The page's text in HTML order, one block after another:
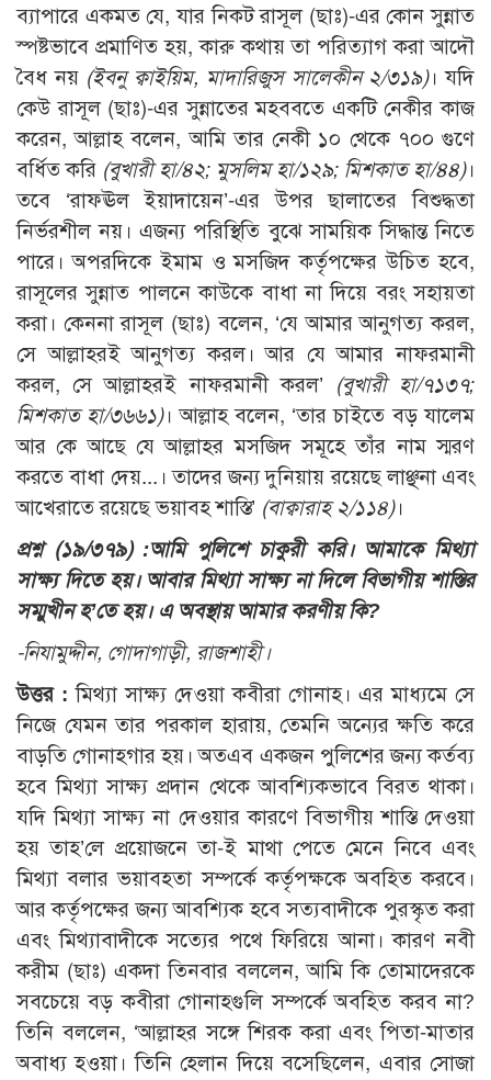
ব্যাপারে একমত যে, যার নিকট রাসূল (ছাঃ)-এর কোন সুন্নাত
স্পষ্টভাবে প্রমাণিত হয়, কারু কথায় তা পরিত্যাগ করা আদৌ
বৈধ নয় (ইবনু ক্বাইয়িম, মাদারিজুস সালেকীন ২/৩১৯)। যদি
কেউ রাসূল (ছাঃ)-এর সুন্নাতের মহববতে একটি নেকীর কাজ
করেন, আল্লাহ বলেন, আমি তার নেকী ১০ থেকে ৭০০ গুণে
বর্ধিত করি (বুখারী হা/৪২; মুসলিম হা/১২৯; মিশকাত হা/৪৪)।
তবে ‘রাফঊল ইয়াদায়েন’-এর উপর ছালাতের বিশুদ্ধতা
নির্ভরশীল নয়। এজন্য পরিস্থিতি বুঝে সাময়িক সিদ্ধান্ত নিতে
পারে। অপরদিকে ইমাম ও মসজিদ কর্তৃপক্ষের উচিত হবে,
রাসূলের সুন্নাত পালনে কাউকে বাধা না দিয়ে বরং সহায়তা
করা। কেননা রাসূল (ছাঃ) বলেন, ‘যে আমার আনুগত্য করল,
সে আল্লাহরই আনুগত্য করল। আর যে আমার নাফরমানী
করল, সে আল্লাহরই নাফরমানী করল’ (বুখারী হা/৭১৩৭;
মিশকাত হা/৩৬৬১)। আল্লাহ বলেন, ‘তার চাইতে বড় যালেম
আর কে আছে যে আল্লাহর মসজিদ সমূহে তাঁর নাম স্মরণ
করতে বাধা দেয়...। তাদের জন্য দুনিয়ায় রয়েছে লাঞ্ছনা এবং
আখেরাতে রয়েছে ভয়াবহ শাস্তি’ (বাক্বারাহ ২/১১৪)।
প্রশ্ন (১৯/৩৭৯) :আমি পুলিশে চাকুরী করি। আমাকে মিথ্যা
সাক্ষ্য দিতে হয়। আবার মিথ্যা সাক্ষ্য না দিলে বিভাগীয় শাস্তির
সম্মুখীন হ’তে হয়। এ অবস্থায় আমার করণীয় কি?
-নিযামুদ্দীন, গোদাগাড়ী, রাজশাহী।
উত্তর : মিথ্যা সাক্ষ্য দেওয়া কবীরা গোনাহ। এর মাধ্যমে সে
নিজে যেমন তার পরকাল হারায়, তেমনি অন্যের ক্ষতি করে
বাড়তি গোনাহগার হয়। অতএব একজন পুলিশের জন্য কর্তব্য
হবে মিথ্যা সাক্ষ্য প্রদান থেকে আবশ্যিকভাবে বিরত থাকা।
যদি মিথ্যা সাক্ষ্য না দেওয়ার কারণে বিভাগীয় শাস্তি দেওয়া
হয় তাহ’লে প্রয়োজনে তা-ই মাথা পেতে মেনে নিবে এবং
মিথ্যা বলার ভয়াবহতা সম্পর্কে কর্তৃপক্ষকে অবহিত করবে।
আর কর্তৃপক্ষের জন্য আবশ্যিক হবে সত্যবাদীকে পুরস্কৃত করা
এবং মিথ্যাবাদীকে সত্যের পথে ফিরিয়ে আনা। কারণ নবী
করীম (ছাঃ) একদা তিনবার বললেন, আমি কি তোমাদেরকে
সবচেয়ে বড় কবীরা গোনাহগুলি সম্পর্কে অবহিত করব না?
তিনি বললেন, ‘আল্লাহর সঙ্গে শিরক করা এবং পিতা-মাতার
অবাধ্য হওয়া। তিনি হেলান দিয়ে বসেছিলেন, এবার সোজা